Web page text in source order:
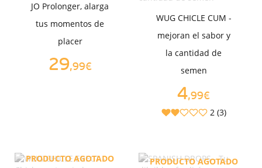
JO Prolonger, alarga
tus momentos de
placer
29,99€
WUG CHICLE CUM -
mejoran el sabor y
la cantidad de
semen
4,99€
2 (3)
PRODUCTO AGOTADO PRODUCTO AGOTADO